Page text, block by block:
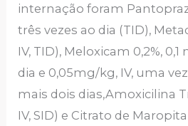
internação foram
três vezes ao dia (TID),
IV, TID), Meloxicam 0,2%,
dia e 0,05mg/kg, IV, uma
mais dois dias,Amoxicilina
IV, SID) e Citrato de